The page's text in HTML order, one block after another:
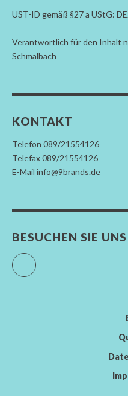
UST-ID gemäß §27 a UStG:
Verantwortlich für den Inhalt
Schmalbach
KONTAKT
Telefon 089/21554126
Telefax 089/21554126
E-Mail info@9brands.de
BESUCHEN SIE
Facebook